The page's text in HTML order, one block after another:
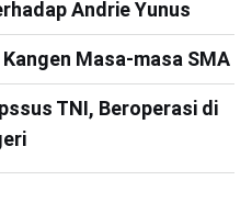
Andrie Yunus
Kangen Masa-masa SMA
TNI, Beroperasi di